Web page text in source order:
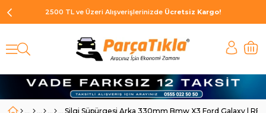
2500 TL ve Üzeri Alışverişlerinizde Ücretsiz Kargo!
Silgi Süpürgesi Arka 330mm Bmw X3 Ford Galaxy |